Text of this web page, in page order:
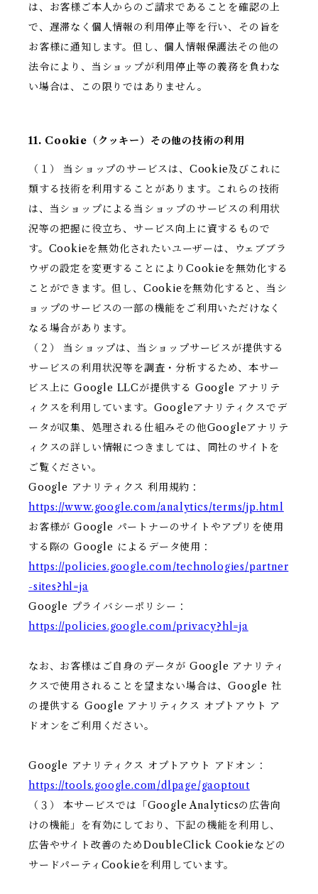
は、お客様ご本人からのご請求であることを確認の上
で、遅滞なく個人情報の利用停止等を行い、その旨を
お客様に通知します。但し、個人情報保護法その他の
法令により、当ショップが利用停止等の義務を負わな
い場合は、この限りではありません。
11. Cookie（クッキー）その他の技術の利用
（１） 当ショップのサービスは、Cookie及びこれに
類する技術を利用することがあります。これらの技術
は、当ショップによる当ショップのサービスの利用状
況等の把握に役立ち、サービス向上に資するもので
す。Cookieを無効化されたいユーザーは、ウェブブラ
ウザの設定を変更することによりCookieを無効化する
ことができます。但し、Cookieを無効化すると、当シ
ョップのサービスの一部の機能をご利用いただけなく
なる場合があります。
（２） 当ショップは、当ショップサービスが提供する
サービスの利用状況等を調査・分析するため、本サー
ビス上に Google LLCが提供する Google アナリテ
ィクスを利用しています。Googleアナリティクスでデ
ータが収集、処理される仕組みその他Googleアナリテ
ィクスの詳しい情報につきましては、同社のサイトを
ご覧ください。
Google アナリティクス 利用規約：
https://www.google.com/analytics/terms/jp.html
お客様が Google パートナーのサイトやアプリを使用
する際の Google によるデータ使用：
https://policies.google.com/technologies/partner
-sites?hl=ja
Google プライバシーポリシー：
https://policies.google.com/privacy?hl=ja
なお、お客様はご自身のデータが Google アナリティ
クスで使用されることを望まない場合は、Google 社
の提供する Google アナリティクス オプトアウト ア
ドオンをご利用ください。
Google アナリティクス オプトアウト アドオン：
https://tools.google.com/dlpage/gaoptout
（３） 本サービスでは「Google Analyticsの広告向
けの機能」を有効にしており、下記の機能を利用し、
広告やサイト改善のためDoubleClick Cookieなどの
サードパーティCookieを利用しています。